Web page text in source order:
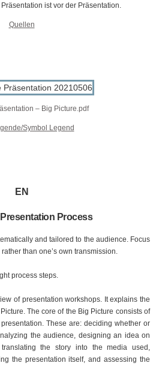
ist vor der Präsentation.
Quellen
– Big Picture.pdf
Symbol Legend
EN
Process
and tailored to the audience. Focus
than one’s own transmission.
process steps.
of presentation workshops. It explains the
The core of the Big Picture consists of
These are: deciding whether or
the audience, designing an idea on
the story into the media used,
the presentation itself, and assessing the